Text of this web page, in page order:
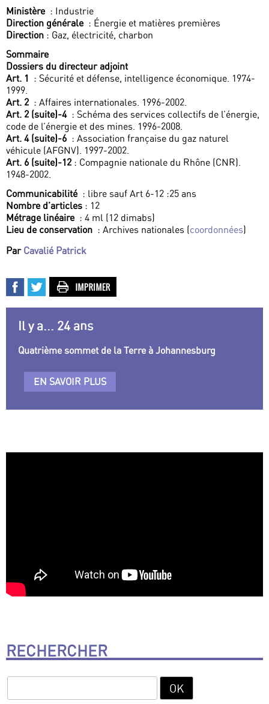
Ministère : Industrie
Direction générale : Énergie et matières premières
Direction : Gaz, électricité, charbon
Sommaire
Dossiers du directeur adjoint
Art. 1 : Sécurité et défense, intelligence économique. 1974-
1999.
Art. 2 : Affaires internationales. 1996-2002.
Art. 2 (suite)-4 : Schéma des services collectifs de l’énergie,
code de l’énergie et des mines. 1996-2008.
Art. 4 (suite)-6 : Association française du gaz naturel
véhicule (AFGNV). 1997-2002.
Art. 6 (suite)-12 : Compagnie nationale du Rhône (CNR).
1948-2002.
Communicabilité : libre sauf Art 6-12 :25 ans
Nombre d’articles : 12
Métrage linéaire : 4 ml (12 dimabs)
Lieu de conservation : Archives nationales (coordonnées)
Par Cavalié Patrick
Il y a... 24 ans
Quatrième sommet de la Terre à Johannesburg
EN SAVOIR PLUS
RECHERCHER